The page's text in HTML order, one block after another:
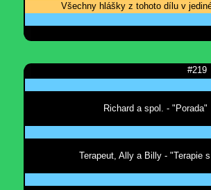
Všechny hlášky z tohoto dílu v
#219
Richard a spol. - "Porada"
Terapeut, Ally a Billy - "Terapie